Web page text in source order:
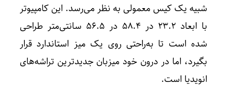
شبیه یک کیس معمولی به نظر می‌رسد. این کامپیوتر
با ابعاد ۲۳.۲ در ۵۸.۴ در ۵۶.۵ سانتی‌متر طراحی
شده است تا به‌راحتی روی یک میز استاندارد قرار
بگیرد، اما در درون خود میزبان جدیدترین تراشه‌های
انویدیا است.